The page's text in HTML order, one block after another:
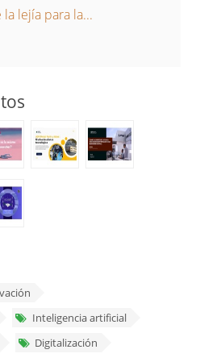
lejía para la...
Inteligencia artificial
Digitalización